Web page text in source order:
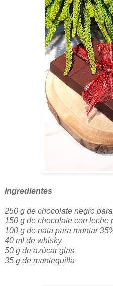
Ingredientes
250 g de chocolate negro
150 g de chocolate con leche
100 g de nata para montar
40 ml de whisky
50 g de azúcar glas
35 g de mantequilla